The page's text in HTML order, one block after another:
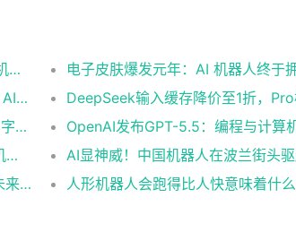
整齐后空翻看呆评委！26岁中国小伙携宇树机器人登上《美国达人秀》
OpenAI推出GPT-5.5 Instant：毫秒级响应，AI实时交互迎来革命性突破
重磅！DeepSeek-V4 预览版正式上线：百万字超长上下文，Agent与推理能力领跑国内及开源
AI也难逃“吃瓜”本性：“一生爱看热闹的中国机器人”赛场鼓掌围观倒地同伴
人工智能将纳入教师资格考试和认证内容，未来教师必须掌握AI素养